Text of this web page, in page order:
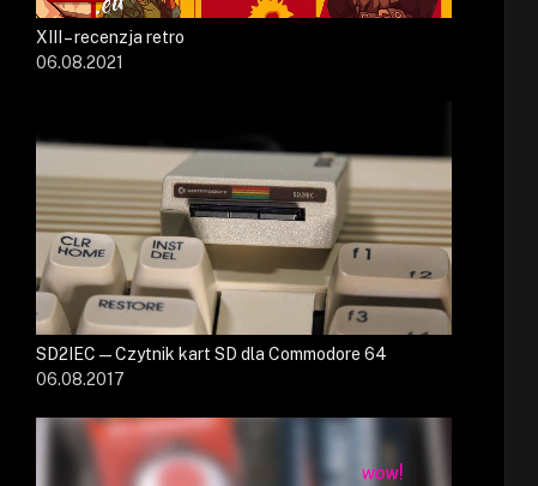
XIII – recenzja retro
06.08.2021
SD2IEC — Czytnik kart SD dla Commodore 64
06.08.2017